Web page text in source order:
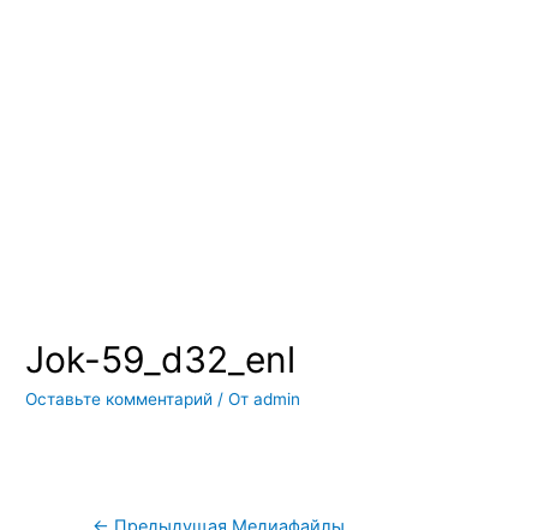
Jok-59_d32_enl
Оставьте комментарий / Отadmin